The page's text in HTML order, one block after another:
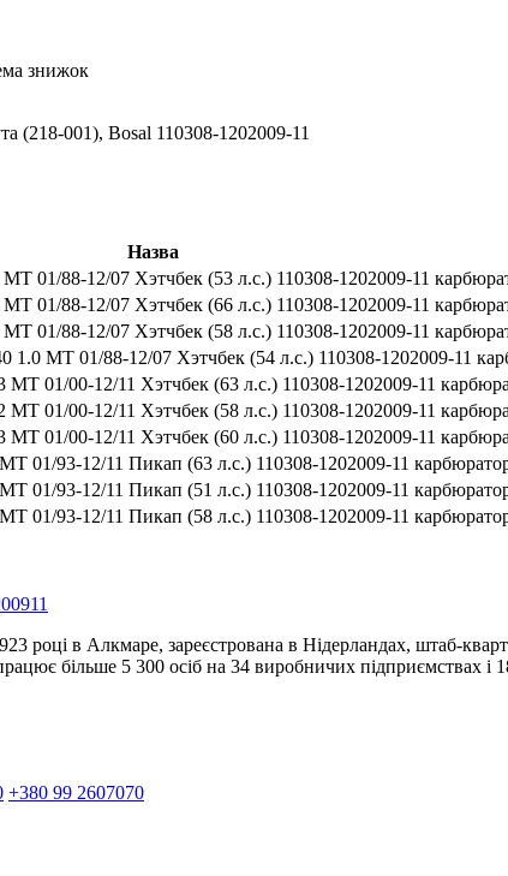
знижок
(218-001), Bosal 110308-1202009-11
Назва
01/88-12/07 Хэтчбек (53 л.с.) 110308-1202009-11
01/88-12/07 Хэтчбек (66 л.с.) 110308-1202009-11
01/88-12/07 Хэтчбек (58 л.с.) 110308-1202009-11
1.0 MT 01/88-12/07 Хэтчбек (54 л.с.) 110308-1202009-11
01/00-12/11 Хэтчбек (63 л.с.) 110308-1202009-11
01/00-12/11 Хэтчбек (58 л.с.) 110308-1202009-11
01/00-12/11 Хэтчбек (60 л.с.) 110308-1202009-11
01/93-12/11 Пикап (63 л.с.) 110308-1202009-11
01/93-12/11 Пикап (51 л.с.) 110308-1202009-11
01/93-12/11 Пикап (58 л.с.) 110308-1202009-11
році в Алкмаре, зареєстрована в Нідерландах, штаб-
більше 5 300 осіб на 34 виробничих підприємствах і
+380 99 2607070